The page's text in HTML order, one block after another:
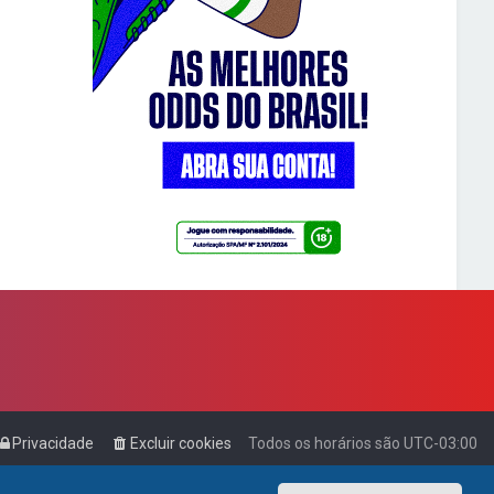
Todos os horários são UTC-03:00
Excluir cookies
Privacidade